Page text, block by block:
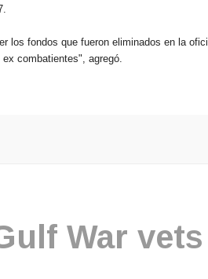
los fondos que fueron eliminados en la
combatientes", agregó.
War vets